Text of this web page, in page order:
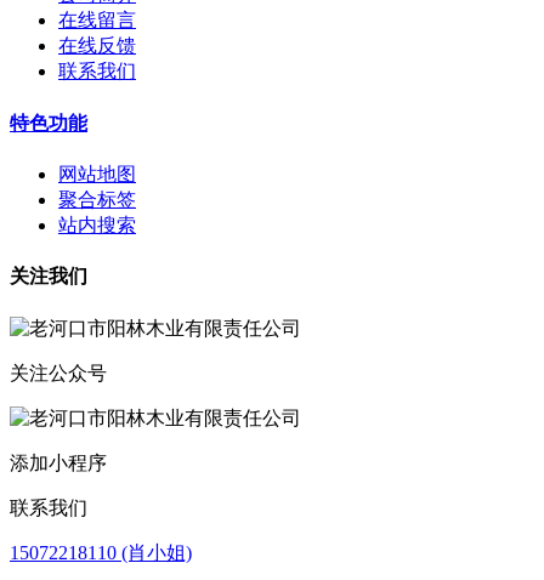
在线留言
在线反馈
联系我们
特色功能
网站地图
聚合标签
站内搜索
关注我们
关注公众号
添加小程序
联系我们
15072218110 (肖小姐)